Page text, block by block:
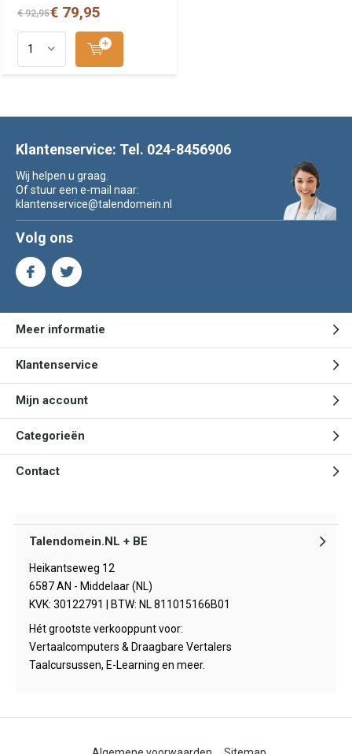
€ 92,95€ 79,95
Klantenservice: Tel. 024-8456906
Wij helpen u graag.
Of stuur een e-mail naar:
klantenservice@talendomein.nl
Volg ons
Meer informatie
Klantenservice
Mijn account
Categorieën
Contact
Talendomein.NL + BE
Heikantseweg 12
6587 AN - Middelaar (NL)
KVK: 30122791 | BTW: NL 811015166B01
Hét grootste verkooppunt voor:
Vertaalcomputers & Draagbare Vertalers
Taalcursussen, E-Learning en meer.